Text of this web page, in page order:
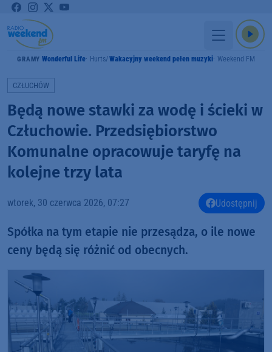
GRAMY Wonderful Life Hurts Wakacyjny weekend pełen muzyki Weekend FM
CZŁUCHÓW
Będą nowe stawki za wodę i ścieki w
Człuchowie. Przedsiębiorstwo
Komunalne opracowuje taryfę na
kolejne trzy lata
wtorek, 30 czerwca 2026, 07:27 Udostępnij
Spółka na tym etapie nie przesądza, o ile nowe
ceny będą się różnić od obecnych.